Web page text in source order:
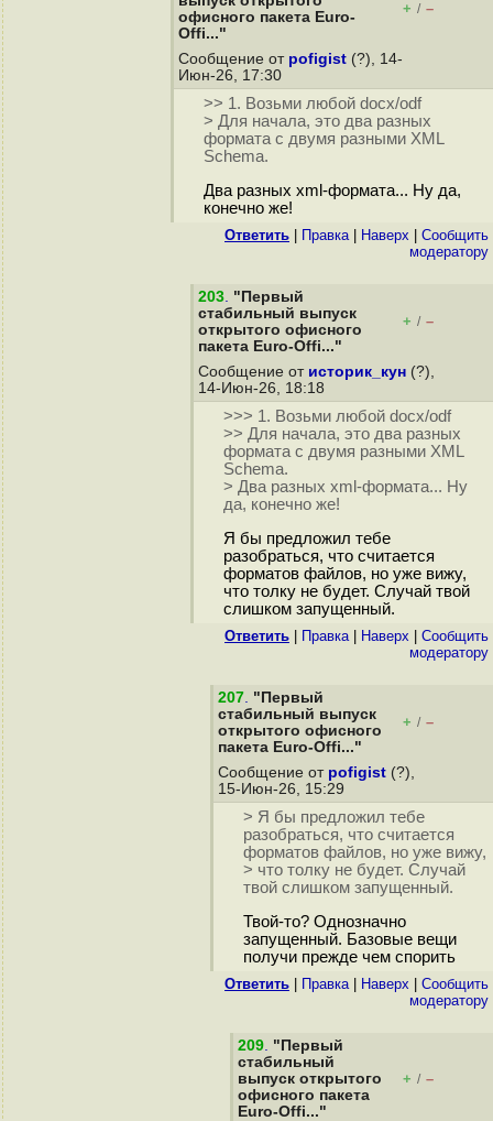
офисного пакета Euro-
Offi..."
+ / –
Сообщение от pofigist (?), 14-
Июн-26, 17:30
>> 1. Возьми любой docx/odf
> Для начала, это два разных
формата с двумя разными XML
Schema.
Два разных xml-формата... Ну да,
конечно же!
Ответить Правка| Наверх
Cообщить
модератору
203. "Первый
стабильный выпуск
открытого офисного
пакета Euro-Offi..."
+ / –
Сообщение от историк_кун (?),
14-Июн-26, 18:18
>>> 1. Возьми любой docx/odf
>> Для начала, это два разных
формата с двумя разными XML
Schema.
> Два разных xml-формата... Ну
да, конечно же!
Я бы предложил тебе
разобраться, что считается
форматов файлов, но уже вижу,
что толку не будет. Случай твой
слишком запущенный.
Ответить Правка| Наверх
Cообщить
модератору
207. "Первый
стабильный выпуск
открытого офисного
пакета Euro-Offi..."
+ / –
Сообщение от pofigist (?),
15-Июн-26, 15:29
> Я бы предложил тебе
разобраться, что считается
форматов файлов, но уже вижу,
> что толку не будет. Случай
твой слишком запущенный.
Твой-то? Однозначно
запущенный. Базовые вещи
получи прежде чем спорить
Ответить Правка| Наверх
Cообщить
модератору
209. "Первый
стабильный
выпуск открытого
офисного пакета
Euro-Offi..."
+ / –